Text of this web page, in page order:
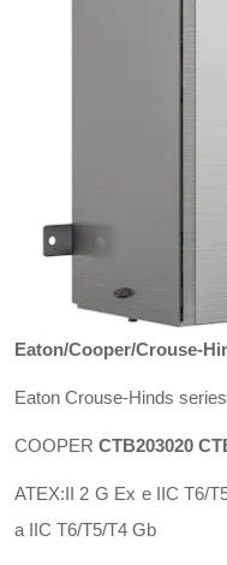
Eaton/Cooper/Crouse-
Eaton Crouse-Hinds
COOPER CTB203020
ATEX:II 2 G Ex e IIC T6/
a IIC T6/T5/T4 Gb